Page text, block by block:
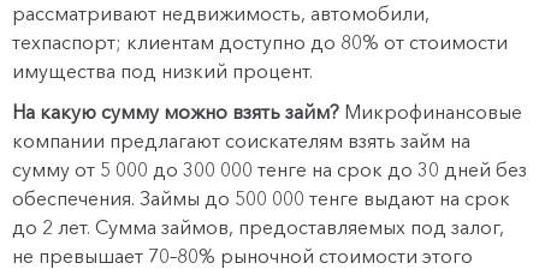
рассматривают недвижимость, автомобили,
техпаспорт; клиентам доступно до 80% от стоимости
имущества под низкий процент.
На какую сумму можно взять займ? Микрофинансовые
компании предлагают соискателям взять займ на
сумму от 5 000 до 300 000 тенге на срок до 30 дней без
обеспечения. Займы до 500 000 тенге выдают на срок
до 2 лет. Сумма займов, предоставляемых под залог,
не превышает 70–80% рыночной стоимости этого